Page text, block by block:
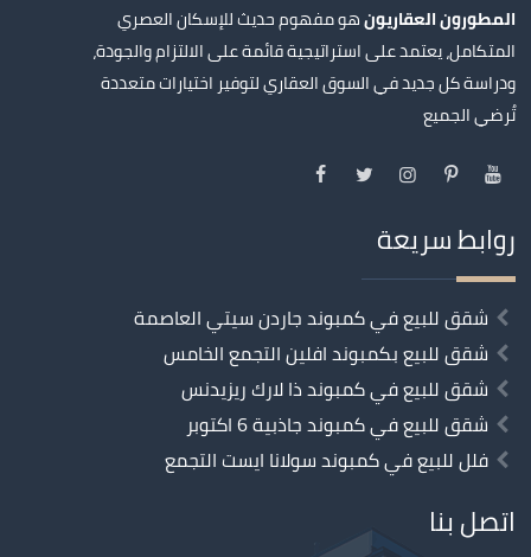
المطورون العقاريونهو مفهوم حديث للإسكان العصري
المتكامل، يعتمد على استراتيجية قائمة على الالتزام والجودة،
ودراسة كل جديد في السوق العقاري لتوفير اختيارات متعددة
تُرضي الجميع
روابط سريعة
شقق للبيع في كمبوند جاردن سيتي العاصمة
شقق للبيع بكمبوند افلين التجمع الخامس
شقق للبيع في كمبوند ذا لارك ريزيدنس
شقق للبيع في كمبوند جاذبية 6 اكتوبر
فلل للبيع في كمبوند سولانا ايست التجمع
اتصل بنا